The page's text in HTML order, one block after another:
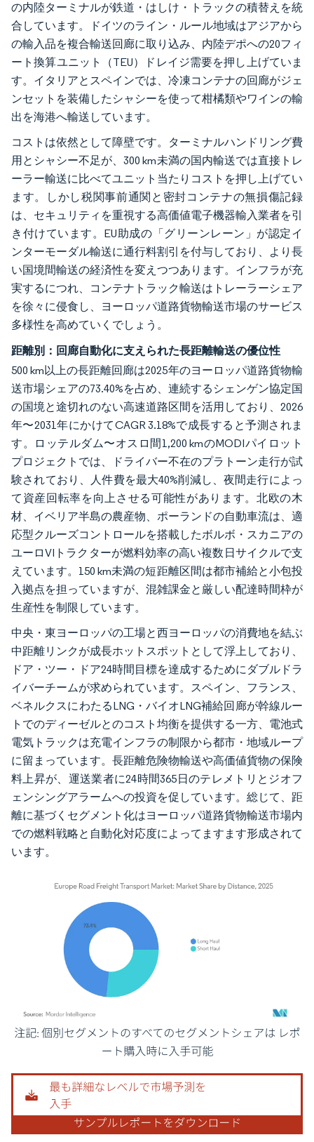
の内陸ターミナルが鉄道・はしけ・トラックの積替えを統
合しています。ドイツのライン・ルール地域はアジアから
の輸入品を複合輸送回廊に取り込み、内陸デポへの20フィ
ート換算ユニット（TEU）ドレイジ需要を押し上げていま
す。イタリアとスペインでは、冷凍コンテナの回廊がジェ
ンセットを装備したシャシーを使って柑橘類やワインの輸
出を海港へ輸送しています。
コストは依然として障壁です。ターミナルハンドリング費
用とシャシー不足が、300 km未満の国内輸送では直接トレ
ーラー輸送に比べてユニット当たりコストを押し上げてい
ます。しかし税関事前通関と密封コンテナの無損傷記録
は、セキュリティを重視する高価値電子機器輸入業者を引
き付けています。EU助成の「グリーンレーン」が認定イ
ンターモーダル輸送に通行料割引を付与しており、より長
い国境間輸送の経済性を変えつつあります。インフラが充
実するにつれ、コンテナトラック輸送はトレーラーシェア
を徐々に侵食し、ヨーロッパ道路貨物輸送市場のサービス
多様性を高めていくでしょう。
距離別：回廊自動化に支えられた長距離輸送の優位性
500 km以上の長距離回廊は2025年のヨーロッパ道路貨物輸
送市場シェアの73.40%を占め、連続するシェンゲン協定国
の国境と途切れのない高速道路区間を活用しており、2026
年〜2031年にかけてCAGR 3.18%で成長すると予測されま
す。ロッテルダム〜オスロ間1,200 kmのMODIパイロット
プロジェクトでは、ドライバー不在のプラトーン走行が試
験されており、人件費を最大40%削減し、夜間走行によっ
て資産回転率を向上させる可能性があります。北欧の木
材、イベリア半島の農産物、ポーランドの自動車流は、適
応型クルーズコントロールを搭載したボルボ・スカニアの
ユーロVIトラクターが燃料効率の高い複数日サイクルで支
えています。150 km未満の短距離区間は都市補給と小包投
入拠点を担っていますが、混雑課金と厳しい配達時間枠が
生産性を制限しています。
中央・東ヨーロッパの工場と西ヨーロッパの消費地を結ぶ
中距離リンクが成長ホットスポットとして浮上しており、
ドア・ツー・ドア24時間目標を達成するためにダブルドラ
イバーチームが求められています。スペイン、フランス、
ベネルクスにわたるLNG・バイオLNG補給回廊が幹線ルー
トでのディーゼルとのコスト均衡を提供する一方、電池式
電気トラックは充電インフラの制限から都市・地域ループ
に留まっています。長距離危険物輸送や高価値貨物の保険
料上昇が、運送業者に24時間365日のテレメトリとジオフ
ェンシングアラームへの投資を促しています。総じて、距
離に基づくセグメント化はヨーロッパ道路貨物輸送市場内
での燃料戦略と自動化対応度によってますます形成されて
います。
画像 © Mordor Intelligence。再利用にはCC BY 4.0の表示が必要です。